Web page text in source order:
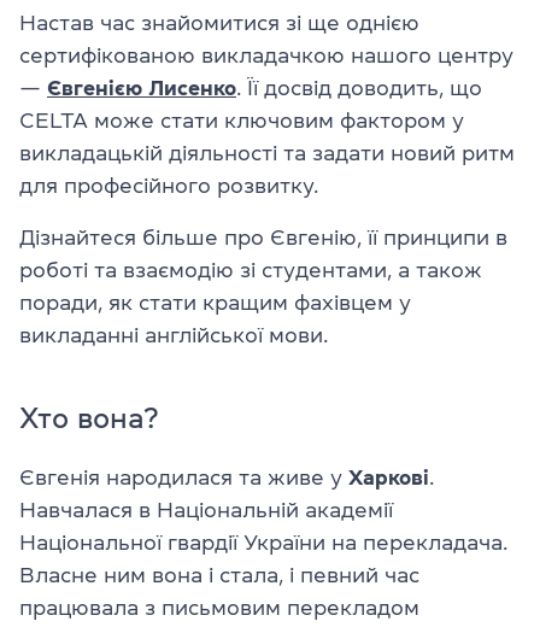
Настав час знайомитися зі ще однією
сертифікованою викладачкою нашого центру
— Євгенією Лисенко . Її досвід доводить, що
CELTA може стати ключовим фактором у
викладацькій діяльності та задати новий ритм
для професійного розвитку.
Дізнайтеся більше про Євгенію, її принципи в
роботі та взаємодію зі студентами, а також
поради, як стати кращим фахівцем у
викладанні англійської мови.
Хто вона?
Євгенія народилася та живе у Харкові
Навчалася в Національній академії
Національної гвардії України на перекладача.
Власне ним вона і стала, і певний час
працювала з письмовим перекладом